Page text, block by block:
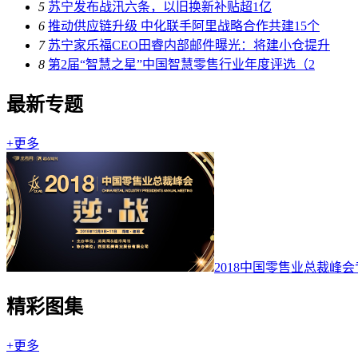
5 苏宁发布战汛六条，以旧换新补贴超1亿
6 推动供应链升级 中化联手阿里战略合作共建15个
7 苏宁家乐福CEO田睿内部邮件曝光：将建小仓提升
8 第2届“智慧之星”中国智慧零售行业年度评选（2
最新专题
+更多
2018中国零售业总裁峰
精彩图集
+更多